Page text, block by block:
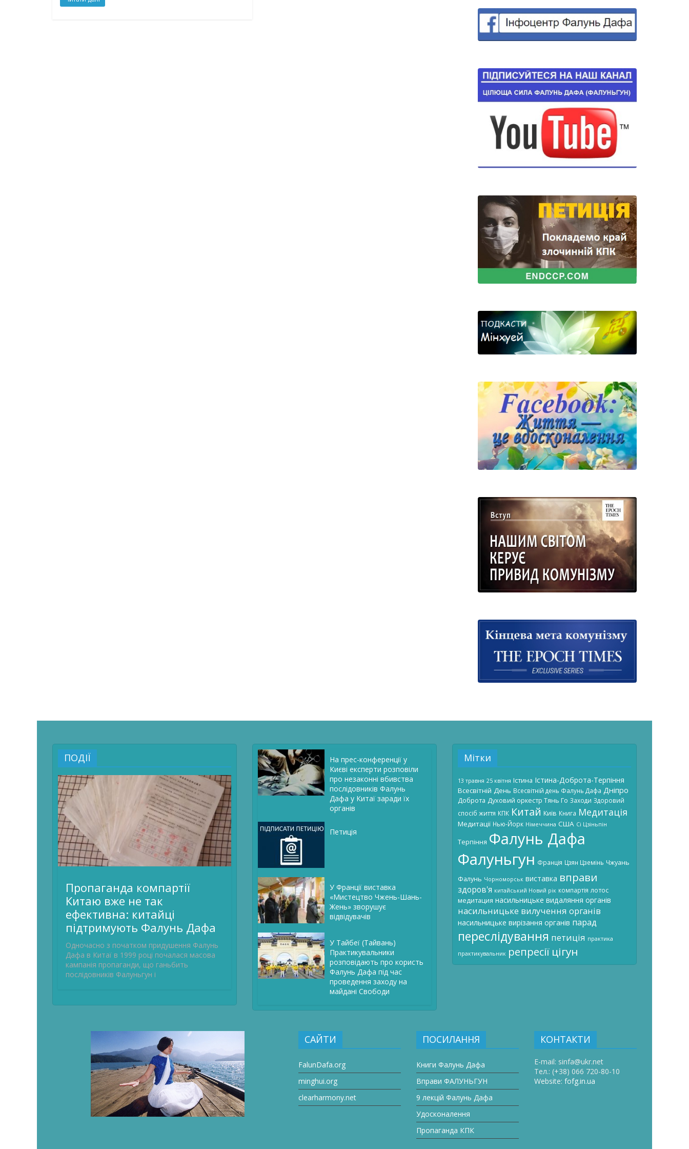
ПОДІЇ
Пропаганда компартії
Китаю вже не так
ефективна: китайці
підтримують Фалунь Дафа
Одночасно з початком придушення Фалунь
Дафа в Китаї в 1999 році почалася масова
кампанія пропаганди, що ганьбить
послідовників Фалуньгун і
На прес-конференції у
Києві експерти розповіли
про незаконні вбивства
послідовників Фалунь
Дафа у Китаї заради їх
органів
Петиція
У Франції виставка
«Мистецтво Чжень-Шань-
Жень» зворушує
відвідувачів
У Тайбеї (Тайвань)
Практикувальники
розповідають про користь
Фалунь Дафа під час
проведення заходу на
майдані Свободи
Мітки
13 травня 25 квітня Істина Істина-Доброта-Терпіння
Всесвітній День Всесвітній день Фалунь Дафа Дніпро
Доброта Духовий оркестр Тянь Го Заходи Здоровий
спосіб життя КПК Китай Київ Книга Медитація
Медитації Нью-Йорк Німеччина США Сі Цзіньпін
Терпіння Фалунь Дафа
Фалуньгун Франція Цзян Цземінь Чжуань
Фалунь Чорноморськ виставка вправи
здоров'я китайський Новий рік компартія лотос
медитация насильницьке видаляння органів
насильницьке вилучення органів
насильницьке вирізання органів парад
переслідування петиція практика
практикувальник репресії цігун
САЙТИ
FalunDafa.org
minghui.org
clearharmony.net
ПОСИЛАННЯ
Книги Фалунь Дафа
Вправи ФАЛУНЬГУН
9 лекцій Фалунь Дафа
Удосконалення
Пропаганда КПК
КОНТАКТИ
E-mail: sinfa@ukr.net
Тел.: (+38) 066 720-80-10
Website: fofg.in.ua